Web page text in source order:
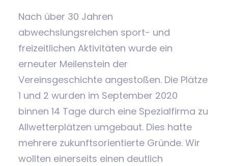
Nach über 30 Jahren
abwechslungsreichen sport- und
freizeitlichen Aktivitäten wurde ein
erneuter Meilenstein der
Vereinsgeschichte angestoßen. Die Plätze
1 und 2 wurden im September 2020
binnen 14 Tage durch eine Spezialfirma zu
Allwetterplätzen umgebaut. Dies hatte
mehrere zukunftsorientierte Gründe. Wir
wollten einerseits einen deutlich